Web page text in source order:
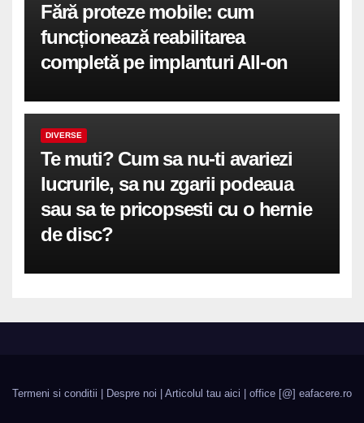
Fără proteze mobile: cum
funcționează reabilitarea
completă pe implanturi All-on
DIVERSE
Te muti? Cum sa nu-ti avariezi
lucrurile, sa nu zgarii podeaua
sau sa te pricopsesti cu o hernie
de disc?
Termeni si conditii Despre noi Articolul tau aici | office [@] eafacere.ro